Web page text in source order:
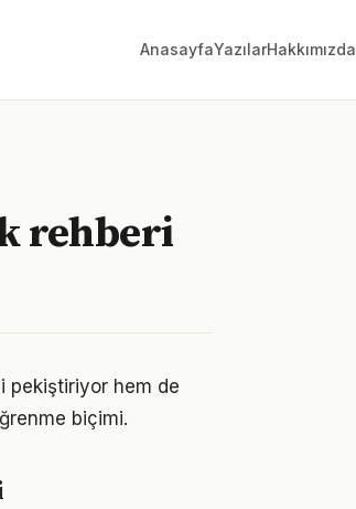
AnasayfaYazılarHakkımızda
rehberi
pekiştiriyor hem de
biçimi.